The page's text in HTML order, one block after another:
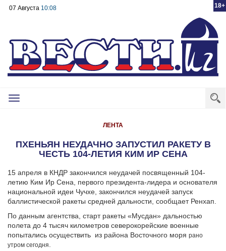
18+
07 Августа 10:08
Toggle
ЛЕНТА
ПХЕНЬЯН НЕУДАЧНО ЗАПУСТИЛ РАКЕТУ В
ЧЕСТЬ 104-ЛЕТИЯ КИМ ИР СЕНА
15 апреля в КНДР закончился неудачей посвященный 104-
летию Ким Ир Сена, первого президента-лидера и основателя
национальной идеи Чучхе, закончился неудачей запуск
баллистической ракеты средней дальности, сообщает Ренхап.
По данным агентства, старт ракеты «Мусдан» дальностью
полета до 4 тысяч километров северокорейские военные
попытались осуществить из района Восточного моря рано
утром сегодня